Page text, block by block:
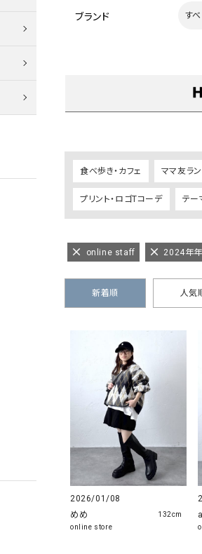
その他のパンツ
ジャケット
バッグ
その他雑貨
デニムパンツ
ジャケット
その他アウタ
ブランド す
食べ歩き・カフェ ママ友ラ
プリント・ロゴTコーデ テー
online staff 2024年
新着順 人気
2026/01/08
めめ
online store
132cm